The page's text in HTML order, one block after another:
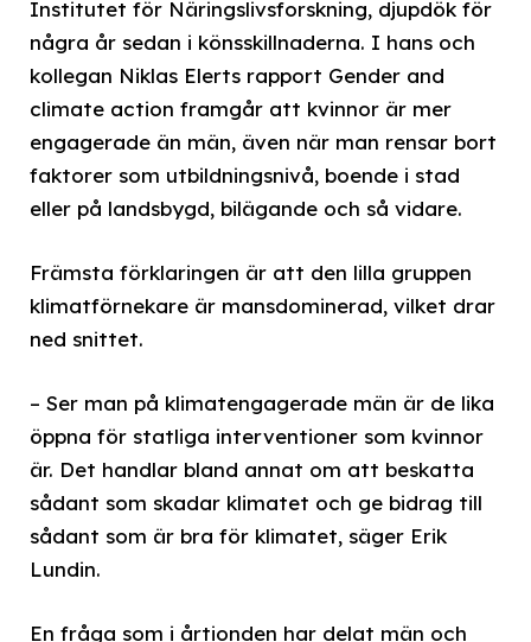
Institutet för Näringslivsforskning, djupdök för
några år sedan i könsskillnaderna. I hans och
kollegan Niklas Elerts rapport Gender and
climate action framgår att kvinnor är mer
engagerade än män, även när man rensar bort
faktorer som utbildningsnivå, boende i stad
eller på landsbygd, bilägande och så vidare.
Främsta förklaringen är att den lilla gruppen
klimatförnekare är mansdominerad, vilket drar
ned snittet.
– Ser man på klimatengagerade män är de lika
öppna för statliga interventioner som kvinnor
är. Det handlar bland annat om att beskatta
sådant som skadar klimatet och ge bidrag till
sådant som är bra för klimatet, säger Erik
Lundin.
En fråga som i årtionden har delat män och